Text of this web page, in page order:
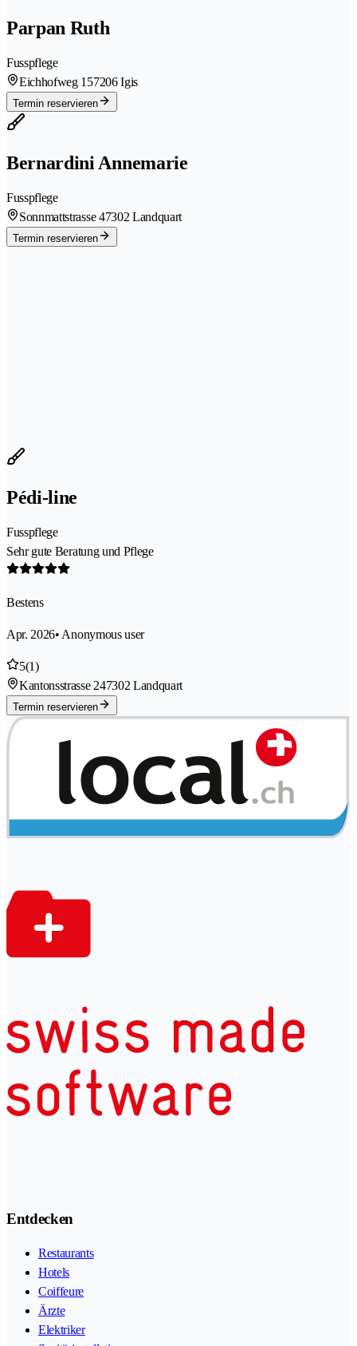
Parpan Ruth
Fusspflege
Eichhofweg 157206 Igis
Termin reservieren
Bernardini Annemarie
Fusspflege
Sonnmattstrasse 47302 Landquart
Termin reservieren
Pédi-line
Fusspflege
Sehr gute Beratung und Pflege
Bestens
Apr. 2026• Anonymous user
5(1)
Kantonsstrasse 247302 Landquart
Termin reservieren
Entdecken
Restaurants
Hotels
Coiffeure
Ärzte
Elektriker